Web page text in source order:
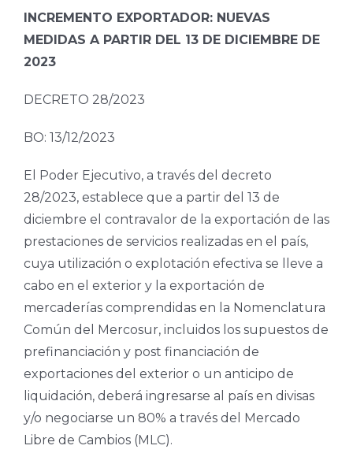
INCREMENTO EXPORTADOR: NUEVAS
MEDIDAS A PARTIR DEL 13 DE DICIEMBRE DE
2023
DECRETO 28/2023
BO: 13/12/2023
El Poder Ejecutivo, a través del decreto
28/2023, establece que a partir del 13 de
diciembre el contravalor de la exportación de las
prestaciones de servicios realizadas en el país,
cuya utilización o explotación efectiva se lleve a
cabo en el exterior y la exportación de
mercaderías comprendidas en la Nomenclatura
Común del Mercosur, incluidos los supuestos de
prefinanciación y post financiación de
exportaciones del exterior o un anticipo de
liquidación, deberá ingresarse al país en divisas
y/o negociarse un 80% a través del Mercado
Libre de Cambios (MLC).